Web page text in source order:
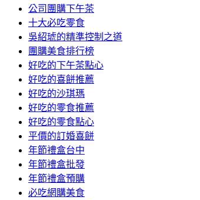
公司團購下午茶
十大必吃零食
吳紹琥的精準控制之道
團購美食排行榜
好吃的下午茶點心
好吃的喜餅推薦
好吃的沙琪瑪
好吃的零食推薦
好吃的零食點心
平價的訂婚喜餅
年節禮盒台中
年節禮盒批發
年節禮盒預購
必吃網購美食